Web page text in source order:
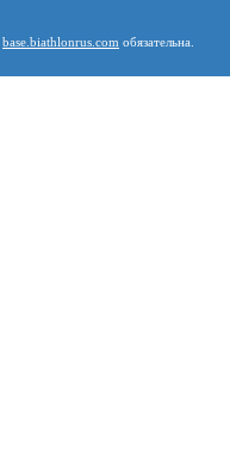
base.biathlonrus.com обязательна.